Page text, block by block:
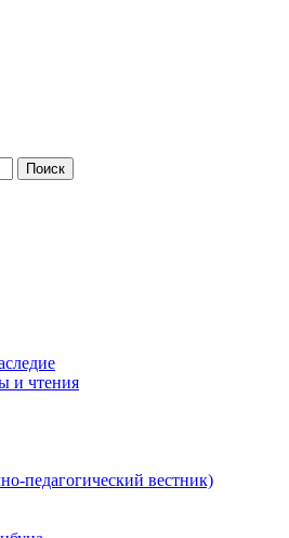
и чтения
педагогический вестник)